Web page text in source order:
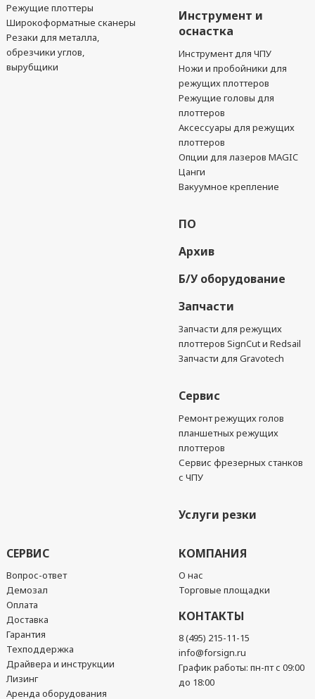
Режущие плоттеры
Широкоформатные сканеры
Резаки для металла,
обрезчики углов,
вырубщики
Инструмент и
оснастка
Инструмент для ЧПУ
Ножи и пробойники для
режущих плоттеров
Режущие головы для
плоттеров
Аксессуары для режущих
плоттеров
Опции для лазеров MAGIC
Цанги
Вакуумное крепление
ПО
Архив
Б/У оборудование
Запчасти
Запчасти для режущих
плоттеров SignCut и Redsail
Запчасти для Gravotech
Сервис
Ремонт режущих голов
планшетных режущих
плоттеров
Сервис фрезерных станков
с ЧПУ
Услуги резки
СЕРВИС
Вопрос-ответ
Демозал
Оплата
Доставка
Гарантия
Техподдержка
Драйвера и инструкции
Лизинг
Аренда оборудования
КОМПАНИЯ
О нас
Торговые площадки
КОНТАКТЫ
8 (495) 215-11-15
info@forsign.ru
График работы: пн-пт с 09:00
до 18:00